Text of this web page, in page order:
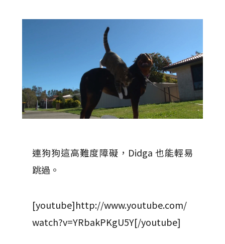
連狗狗這高難度障礙，Didga 也能輕易
跳過。
[youtube]http://www.youtube.com/
watch?v=YRbakPKgU5Y[/youtube]